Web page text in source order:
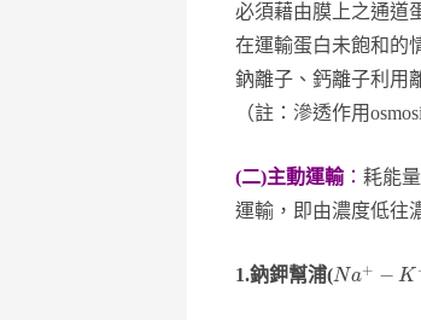
必須藉由膜上之通道
在運輸蛋白未飽和的
鈉離子、鈣離子利用
（註：滲透作用
(二)主動運輸： 耗能
運輸，即由濃度低往
1.鈉鉀幫浦(Na+ − K